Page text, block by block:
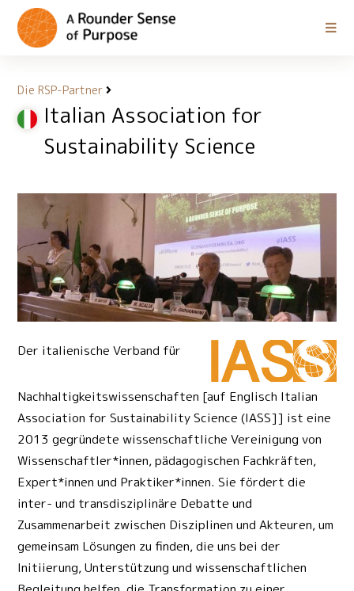
Die RSP-Partner
Italian Association for
Sustainability Science
Der italienische Verband für
Nachhaltigkeitswissenschaften [auf Englisch Italian
Association for Sustainability Science (IASS]] ist eine
2013 gegründete wissenschaftliche Vereinigung von
Wissenschaftler*innen, pädagogischen Fachkräften,
Expert*innen und Praktiker*innen. Sie fördert die
inter- und transdisziplinäre Debatte und
Zusammenarbeit zwischen Disziplinen und Akteuren, um
gemeinsam Lösungen zu finden, die uns bei der
Initiierung, Unterstützung und wissenschaftlichen